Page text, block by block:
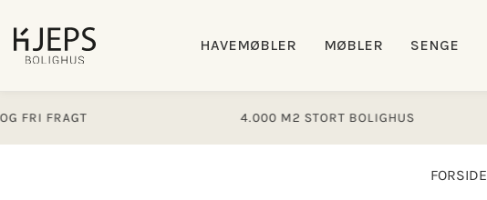
indhold
HAVEMØBLER MØBLER SENGE
4.000 M2 STORT BOLIGHUS
FORSIDE